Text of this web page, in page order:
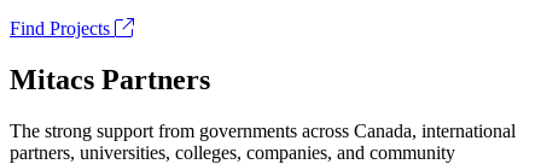
Find Projects
Mitacs Partners
The strong support from governments across Canada, international
partners, universities, colleges, companies, and community